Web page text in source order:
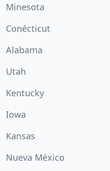
Minesota
Conécticut
Alabama
Utah
Kentucky
Iowa
Kansas
Nueva México